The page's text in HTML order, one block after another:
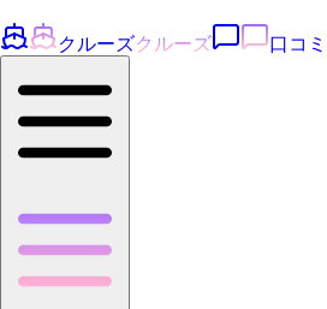
クルーズクルーズ 口コミ